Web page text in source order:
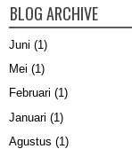
BLOG ARCHIVE
Juni (1)
Mei (1)
Februari (1)
Januari (1)
Agustus (1)